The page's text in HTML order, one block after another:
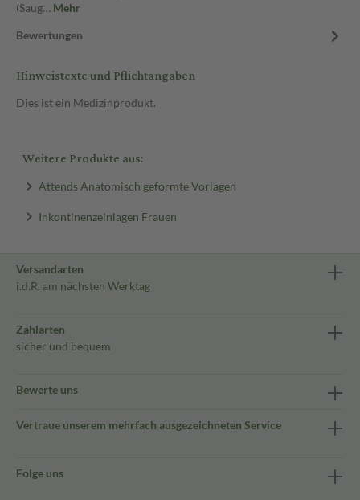
(Saug… Mehr
Bewertungen
Hinweistexte und Pflichtangaben
Dies ist ein Medizinprodukt.
Weitere Produkte aus:
Attends Anatomisch geformte Vorlagen
Inkontinenzeinlagen Frauen
Versandarten
i.d.R. am nächsten Werktag
Zahlarten
sicher und bequem
Bewerte uns
Vertraue unserem mehrfach ausgezeichneten Service
Folge uns